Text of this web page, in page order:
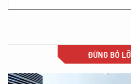
ĐỪNG BỎ LỠ